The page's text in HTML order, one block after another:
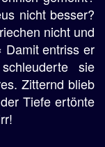
nicht besser?
nicht und
Damit entriss er
sie
Zitternd blieb
Tiefe ertönte